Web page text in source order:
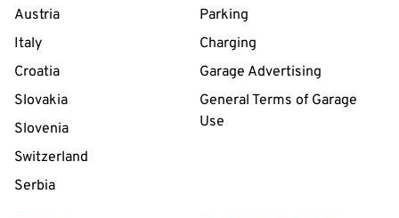
Austria
Italy
Croatia
Slovakia
Slovenia
Switzerland
Serbia
Parking
Charging
Garage Advertising
General Terms of Garage
Use